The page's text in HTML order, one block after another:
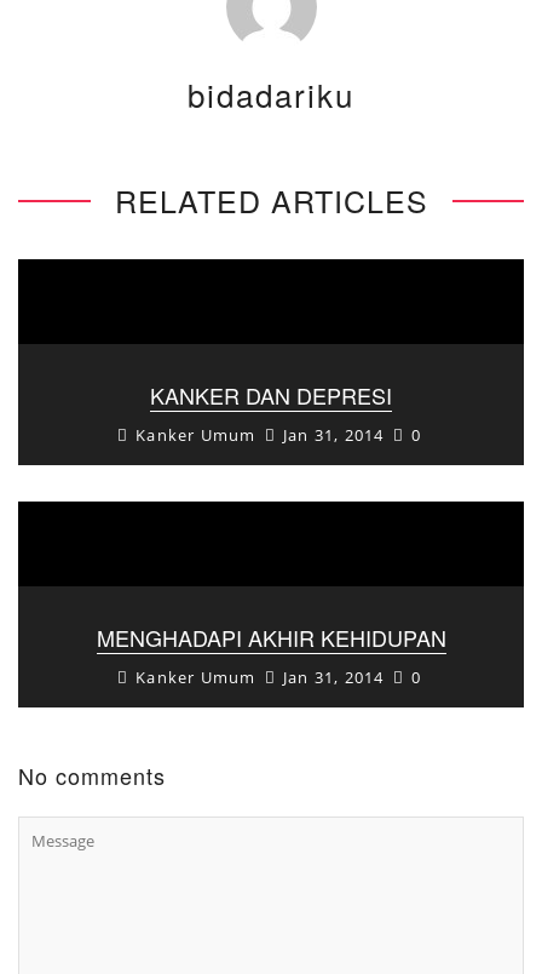
bidadariku
RELATED ARTICLES
KANKER DAN DEPRESI
Kanker Umum Jan 31, 2014 0
MENGHADAPI AKHIR KEHIDUPAN
Kanker Umum Jan 31, 2014 0
No comments